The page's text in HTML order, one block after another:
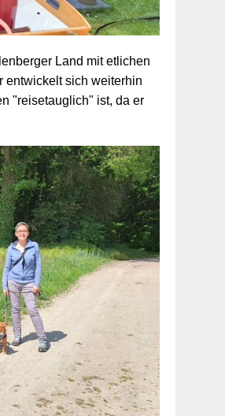
Land mit etlichen
entwickelt sich weiterhin
"reisetauglich" ist, da er